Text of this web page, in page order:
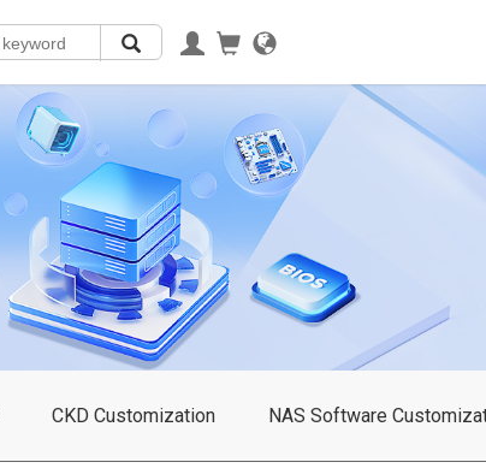
CKD Customization NAS Software